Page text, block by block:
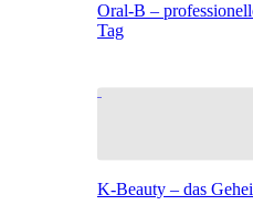
Oral-B –
Tag
K-Beauty – das